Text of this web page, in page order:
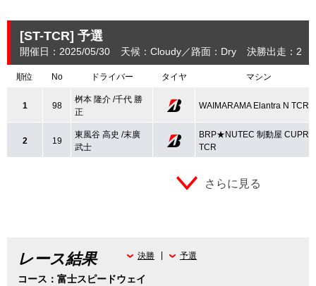
[ST-TCR] 予選
開催日：2025/05/30 天候：Cloudy 路面：Dry 決勝出走：2
順位 No ドライバー タイヤ マシン
1 98
桝本 隆介 /千代 勝
正
WAIMARAMA Elantra N TCR
2 19
東風谷 高史 /末廣
武士
BRP★NUTEC 制動屋 CUPRA
TCR
さらに見る
レース結果
コース：富士スピードウェイ
決勝 予選